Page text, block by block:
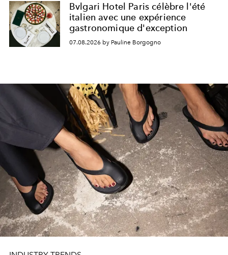
Bvlgari Hotel Paris célèbre l'été
italien avec une expérience
gastronomique d'exception
07.08.2026 by Pauline Borgogno